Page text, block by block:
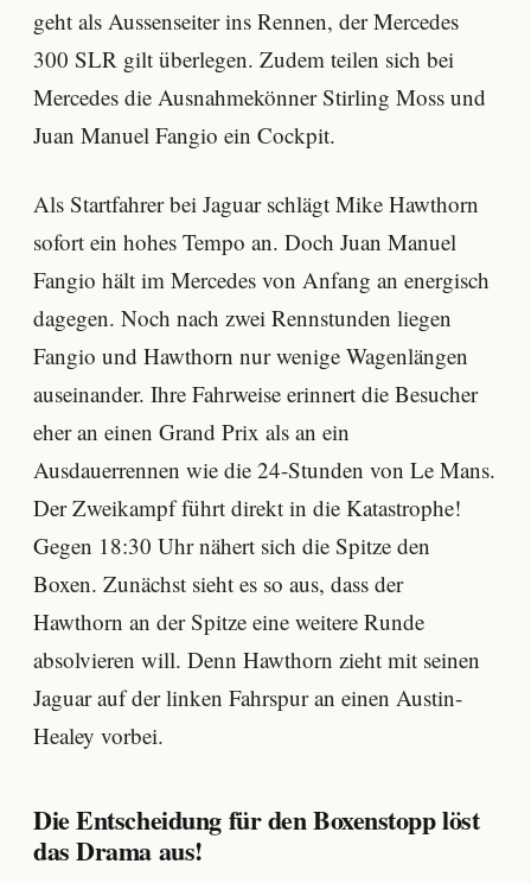
geht als Aussenseiter ins Rennen, der Mercedes
300 SLR gilt überlegen. Zudem teilen sich bei
Mercedes die Ausnahmekönner Stirling Moss und
Juan Manuel Fangio ein Cockpit.
Als Startfahrer bei Jaguar schlägt Mike Hawthorn
sofort ein hohes Tempo an. Doch Juan Manuel
Fangio hält im Mercedes von Anfang an energisch
dagegen. Noch nach zwei Rennstunden liegen
Fangio und Hawthorn nur wenige Wagenlängen
auseinander. Ihre Fahrweise erinnert die Besucher
eher an einen Grand Prix als an ein
Ausdauerrennen wie die 24-Stunden von Le Mans.
Der Zweikampf führt direkt in die Katastrophe!
Gegen 18:30 Uhr nähert sich die Spitze den
Boxen. Zunächst sieht es so aus, dass der
Hawthorn an der Spitze eine weitere Runde
absolvieren will. Denn Hawthorn zieht mit seinen
Jaguar auf der linken Fahrspur an einen Austin-
Healey vorbei.
Die Entscheidung für den Boxenstopp löst
das Drama aus!